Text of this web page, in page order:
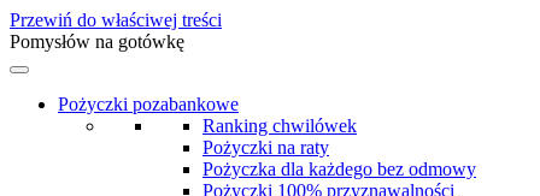
Przewiń do właściwej treści
Pomysłów na gotówkę
Pożyczki pozabankowe
Ranking chwilówek
Pożyczki na raty
Pożyczka dla każdego bez odmowy
Pożyczki 100% przyznawalności